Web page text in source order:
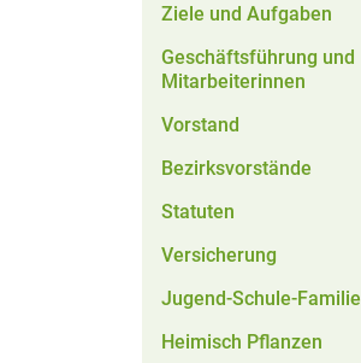
Ziele und Aufgaben
Geschäftsführung und
Mitarbeiterinnen
Vorstand
Bezirksvorstände
Statuten
Versicherung
Jugend-Schule-Familie
Heimisch Pflanzen